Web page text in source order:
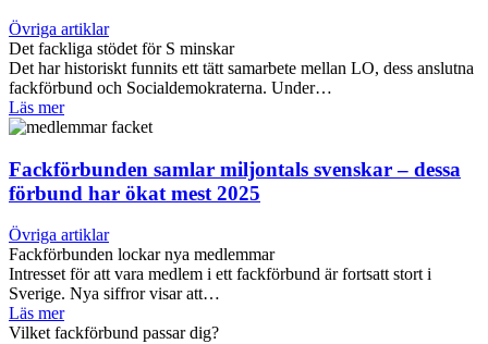
Övriga artiklar
Det fackliga stödet för S minskar
Det har historiskt funnits ett tätt samarbete mellan LO, dess anslutna
fackförbund och Socialdemokraterna. Under…
Läs mer
Fackförbunden samlar miljontals svenskar – dessa
förbund har ökat mest 2025
Övriga artiklar
Fackförbunden lockar nya medlemmar
Intresset för att vara medlem i ett fackförbund är fortsatt stort i
Sverige. Nya siffror visar att…
Läs mer
Vilket fackförbund passar dig?